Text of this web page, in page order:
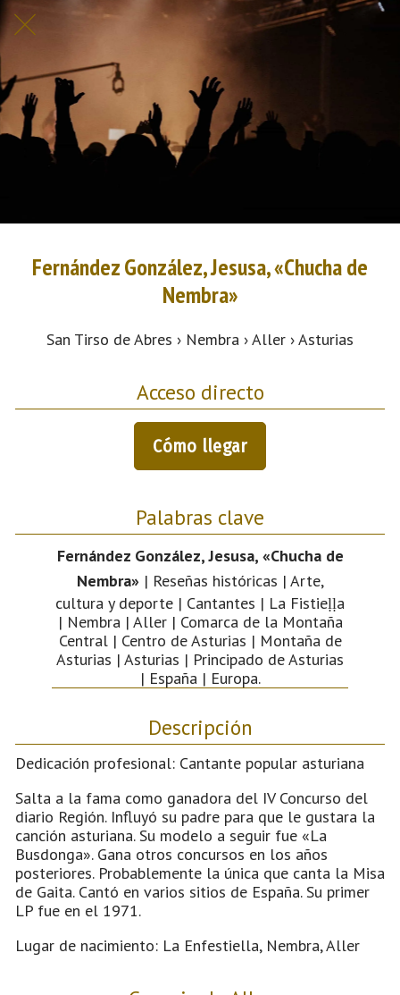
Fernández González, Jesusa, «Chucha de
Nembra»
San Tirso de Abres › Nembra › Aller › Asturias
Acceso directo
Cómo llegar
Palabras clave
Fernández González, Jesusa, «Chucha de
Nembra» | Reseñas históricas | Arte,
cultura y deporte | Cantantes | La Fistieḷḷa
| Nembra | Aller | Comarca de la Montaña
Central | Centro de Asturias | Montaña de
Asturias | Asturias | Principado de Asturias
| España | Europa.
Descripción
Dedicación profesional: Cantante popular asturiana
Salta a la fama como ganadora del IV Concurso del
diario Región. Influyó su padre para que le gustara la
canción asturiana. Su modelo a seguir fue «La
Busdonga». Gana otros concursos en los años
posteriores. Probablemente la única que canta la Misa
de Gaita. Cantó en varios sitios de España. Su primer
LP fue en el 1971.
Lugar de nacimiento: La Enfestiella, Nembra, Aller